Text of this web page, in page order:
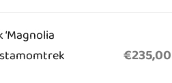
€235,00